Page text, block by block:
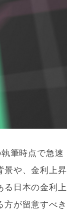
筆時点で急速
景や、金利上昇
る日本の金利上
方が留意すべき